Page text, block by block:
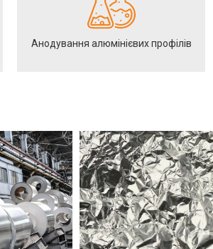
Анодування алюмінієвих профілів